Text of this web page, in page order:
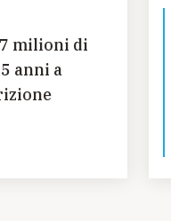
milioni di
anni a